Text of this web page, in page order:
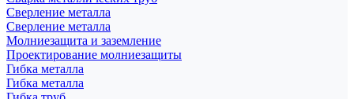
Сверление металла
Сверление металла
Молниезащита и заземление
Проектирование молниезащиты
Гибка металла
Гибка металла